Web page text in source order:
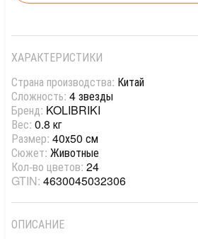
ХАРАКТЕРИСТИКИ
Страна производства: Китай
Сложность: 4 звезды
Бренд: KOLIBRIKI
Вес: 0.8 кг
Размер: 40х50 см
Сюжет: Животные
Кол-во цветов: 24
GTIN: 4630045032306
ОПИСАНИЕ